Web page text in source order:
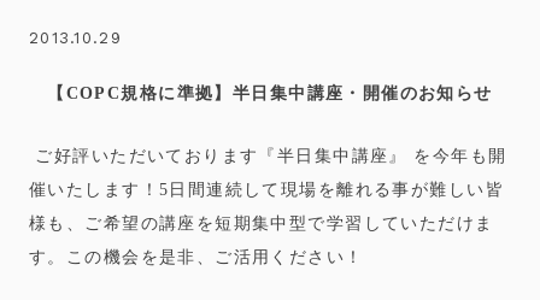
2013.10.29
【COPC規格に準拠】 半日集中講座 ・開催のお知らせ
ご好評いただいております 『半日集中講座 』 を今年も開
催いたします！ 5日間連続して現場を離れる事が難しい皆
様も、ご希望の講座を短期集中型で学習していただけま
す。この機会を是非、ご活用ください！